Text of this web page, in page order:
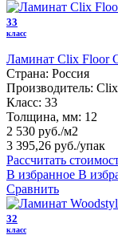
33
класс
Ламинат Clix Floor
Страна: Россия
Производитель:
Класс: 33
Толщина, мм: 12
2 530 руб./м2
3 395,26 руб./упак
Рассчитать
В избранное В
Сравнить
32
класс